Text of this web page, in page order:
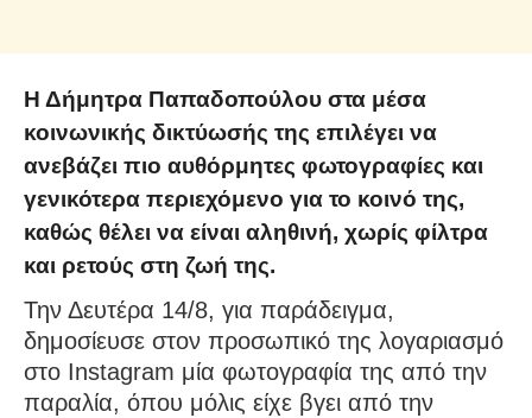
Η Δήμητρα Παπαδοπούλου στα μέσα
κοινωνικής δικτύωσής της επιλέγει να
ανεβάζει πιο αυθόρμητες φωτογραφίες και
γενικότερα περιεχόμενο για το κοινό της,
καθώς θέλει να είναι αληθινή, χωρίς φίλτρα
και ρετούς στη ζωή της.
Την Δευτέρα 14/8, για παράδειγμα,
δημοσίευσε στον προσωπικό της λογαριασμό
στο Instagram μία φωτογραφία της από την
παραλία, όπου μόλις είχε βγει από την